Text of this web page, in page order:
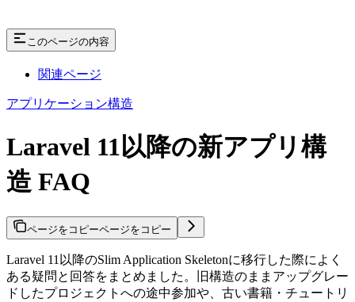
このページの内容
関連ページ
アプリケーション構造
Laravel 11以降の新アプリ構
造 FAQ
ページをコピーページをコピー
Laravel 11以降のSlim Application Skeletonに移行した際によく
ある疑問と回答をまとめました。旧構造のままアップグレー
ドしたプロジェクトへの途中参加や、古い書籍・チュートリ